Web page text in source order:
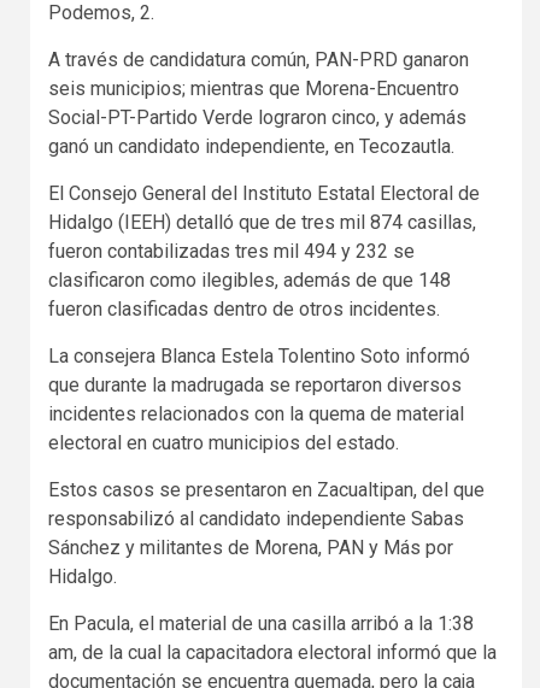
Podemos, 2.
A través de candidatura común, PAN-PRD ganaron
seis municipios; mientras que Morena-Encuentro
Social-PT-Partido Verde lograron cinco, y además
ganó un candidato independiente, en Tecozautla.
El Consejo General del Instituto Estatal Electoral de
Hidalgo (IEEH) detalló que de tres mil 874 casillas,
fueron contabilizadas tres mil 494 y 232 se
clasificaron como ilegibles, además de que 148
fueron clasificadas dentro de otros incidentes.
La consejera Blanca Estela Tolentino Soto informó
que durante la madrugada se reportaron diversos
incidentes relacionados con la quema de material
electoral en cuatro municipios del estado.
Estos casos se presentaron en Zacualtipan, del que
responsabilizó al candidato independiente Sabas
Sánchez y militantes de Morena, PAN y Más por
Hidalgo.
En Pacula, el material de una casilla arribó a la 1:38
am, de la cual la capacitadora electoral informó que la
documentación se encuentra quemada, pero la caja